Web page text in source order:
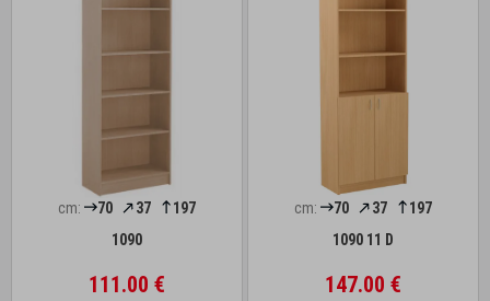
cm: 70 37
197
1090
111.00 €
cm: 70 37
197
1090 11 D
147.00 €